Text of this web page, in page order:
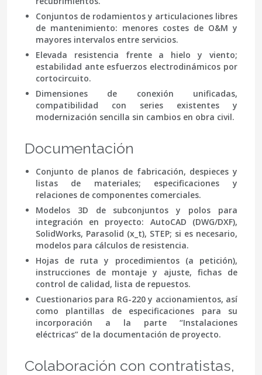
Conjuntos de rodamientos y articulaciones libres
de mantenimiento: menores costes de O&M y
mayores intervalos entre servicios.
Elevada resistencia frente a hielo y viento;
estabilidad ante esfuerzos electrodinámicos por
cortocircuito.
Dimensiones de conexión unificadas,
compatibilidad con series existentes y
modernización sencilla sin cambios en obra civil.
Documentación
Conjunto de planos de fabricación, despieces y
listas de materiales; especificaciones y
relaciones de componentes comerciales.
Modelos 3D de subconjuntos y polos para
integración en proyecto: AutoCAD (DWG/DXF),
SolidWorks, Parasolid (x_t), STEP; si es necesario,
modelos para cálculos de resistencia.
Hojas de ruta y procedimientos (a petición),
instrucciones de montaje y ajuste, fichas de
control de calidad, lista de repuestos.
Cuestionarios para RG-220 y accionamientos, así
como plantillas de especificaciones para su
incorporación a la parte “Instalaciones
eléctricas” de la documentación de proyecto.
Colaboración con contratistas,